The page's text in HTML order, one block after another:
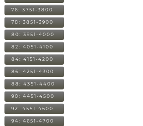
76: 3751-3800
78: 3851-3900
80: 3951-4000
82: 4051-4100
84: 4151-4200
86: 4251-4300
88: 4351-4400
90: 4451-4500
92: 4551-4600
94: 4651-4700